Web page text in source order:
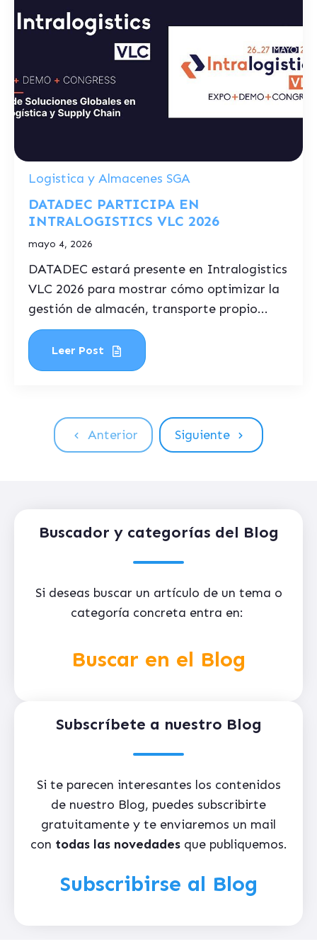
Logistica y Almacenes SGA
DATADEC PARTICIPA EN
INTRALOGISTICS VLC 2026
mayo 4, 2026
DATADEC estará presente en Intralogistics
VLC 2026 para mostrar cómo optimizar la
gestión de almacén, transporte propio...
Leer Post
Anterior Siguiente
Buscador y categorías del Blog
Si deseas buscar un artículo de un tema o
categoría concreta entra en:
Buscar en el Blog
Subscríbete a nuestro Blog
Si te parecen interesantes los contenidos
de nuestro Blog, puedes subscribirte
gratuitamente y te enviaremos un mail
con todas las novedadesque publiquemos.
Subscribirse al Blog